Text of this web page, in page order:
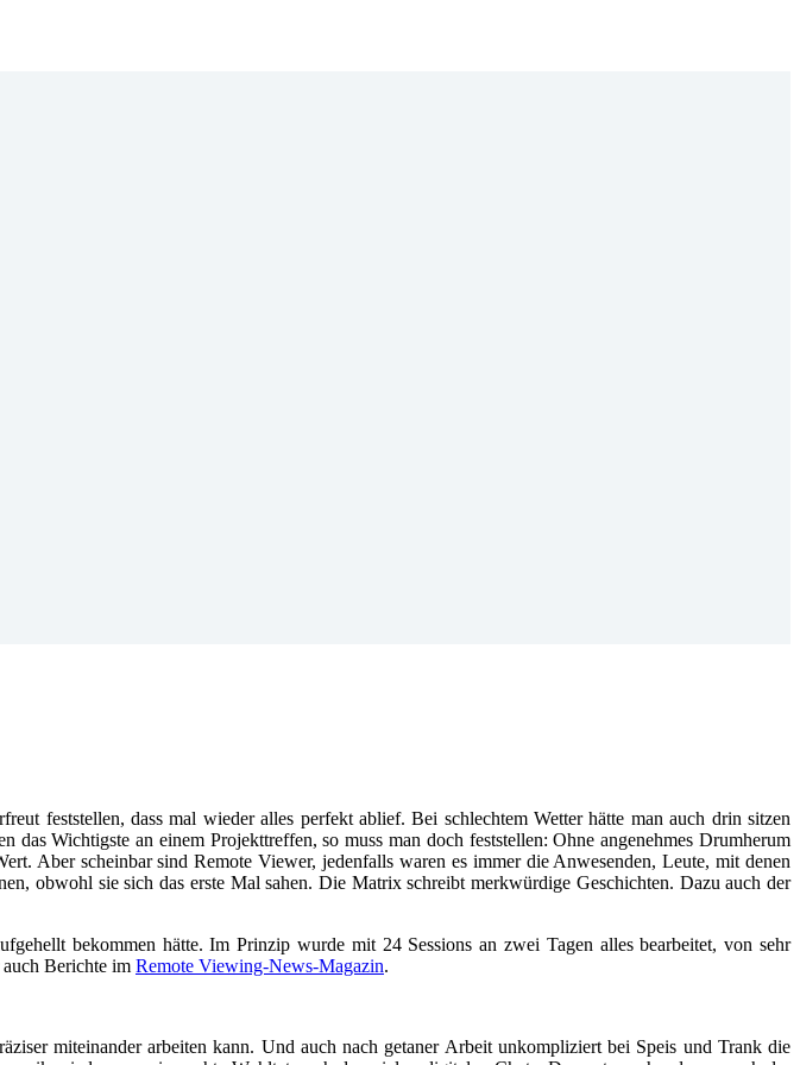
feststellen, dass mal wieder alles perfekt ablief. Bei schlechtem Wetter hätte man auch drin sitzen
Wichtigste an einem Projekttreffen, so muss man doch feststellen: Ohne angenehmes Drumherum
Aber scheinbar sind Remote Viewer, jedenfalls waren es immer die Anwesenden, Leute, mit denen
obwohl sie sich das erste Mal sahen. Die Matrix schreibt merkwürdige Geschichten. Dazu auch der
bekommen hätte. Im Prinzip wurde mit 24 Sessions an zwei Tagen alles bearbeitet, von sehr
auch Berichte im Remote Viewing-News-Magazin.
miteinander arbeiten kann. Und auch nach getaner Arbeit unkompliziert bei Speis und Trank die